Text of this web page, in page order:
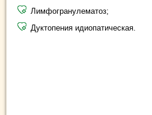
Лимфогранулематоз;
Дуктопения идиопатическая.